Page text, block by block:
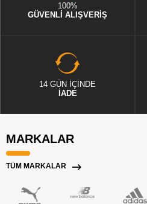
100%
GÜVENLİ ALIŞVERİŞ
14 GÜN İÇİNDE
İADE
MARKALAR
TÜM MARKALAR